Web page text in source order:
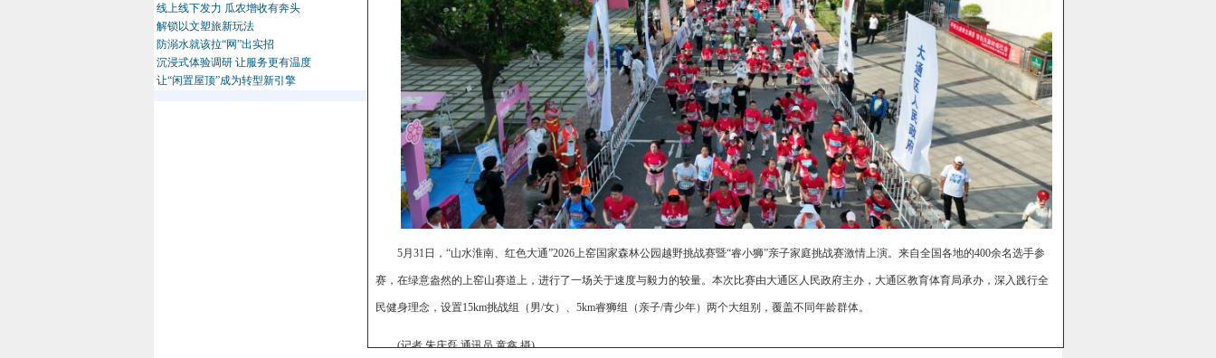
线上线下发力 瓜农增收有奔头
解锁以文塑旅新玩法
防溺水就该拉“网”出实招
沉浸式体验调研 让服务更有温度
让“闲置屋顶”成为转型新引擎
5月31日，“山水淮南、红色大通”2026上窑国家森林公园越野挑战赛暨“睿小狮”亲子家庭挑战赛激情上演。来自全国各地的400余名选手参
赛，在绿意盎然的上窑山赛道上，进行了一场关于速度与毅力的较量。本次比赛由大通区人民政府主办，大通区教育体育局承办，深入践行全
民健身理念，设置15km挑战组（男/女）、5km睿狮组（亲子/青少年）两个大组别，覆盖不同年龄群体。
(记者 朱庆磊 通讯员 童鑫 摄)